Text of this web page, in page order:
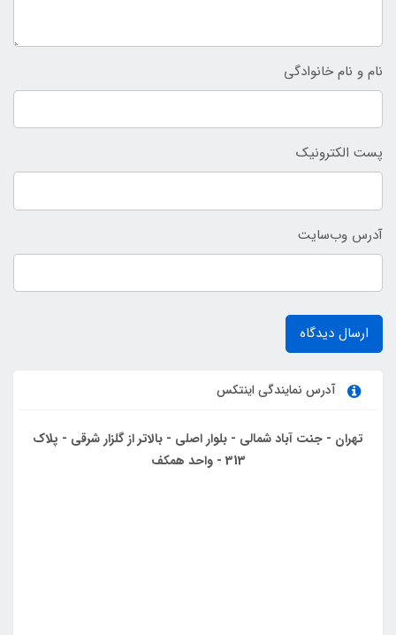
نام و نام خانوادگی
پست الکترونیک
آدرس وب‌سایت
ارسال دیدگاه
آدرس نمایندگی اینتکس
تهران - جنت آباد شمالی - بلوار اصلی - بالاتر از گلزار شرقی - پلاک
313 - واحد همکف